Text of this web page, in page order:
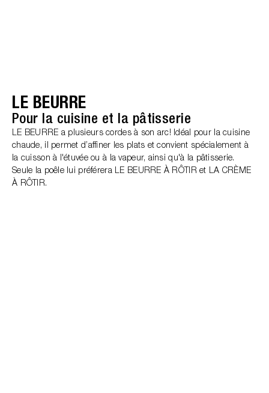
LE BEURRE
Pour la cuisine et la pâtisserie
LE BEURRE a plusieurs cordes à son arc! Idéal pour la cuisine
chaude, il permet d’affiner les plats et convient spécialement à
la cuisson à l'étuvée ou à la vapeur, ainsi qu'à la pâtisserie.
Seule la poêle lui préférera LE BEURRE À RÔTIR et LA CRÈME
À RÔTIR.